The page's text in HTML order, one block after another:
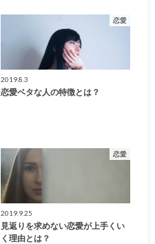
恋愛
2019.8.3
恋愛ベタな人の特徴とは？
恋愛
2019.9.25
見返りを求めない恋愛が上手くい
く理由とは？